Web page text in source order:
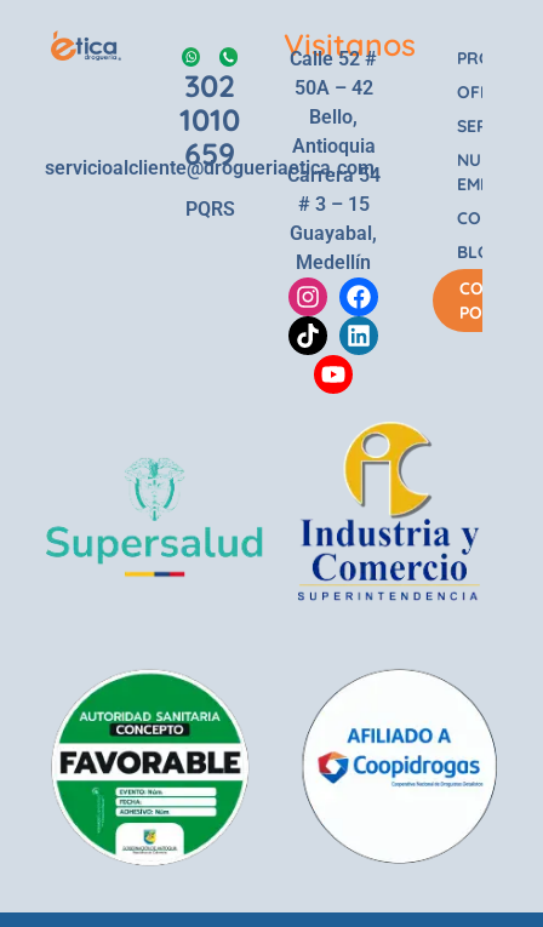
302
1010
659
servicioalcliente@drogueriaetica.com
PQRS
Visitanos
Calle 52 #
50A – 42
Bello,
Antioquia
Carrera 54
# 3 – 15
Guayabal,
Medellín
OFERTAS
SERVICIOS
NUESTRA
EMPRESA
BLOG
COMPRA
POR